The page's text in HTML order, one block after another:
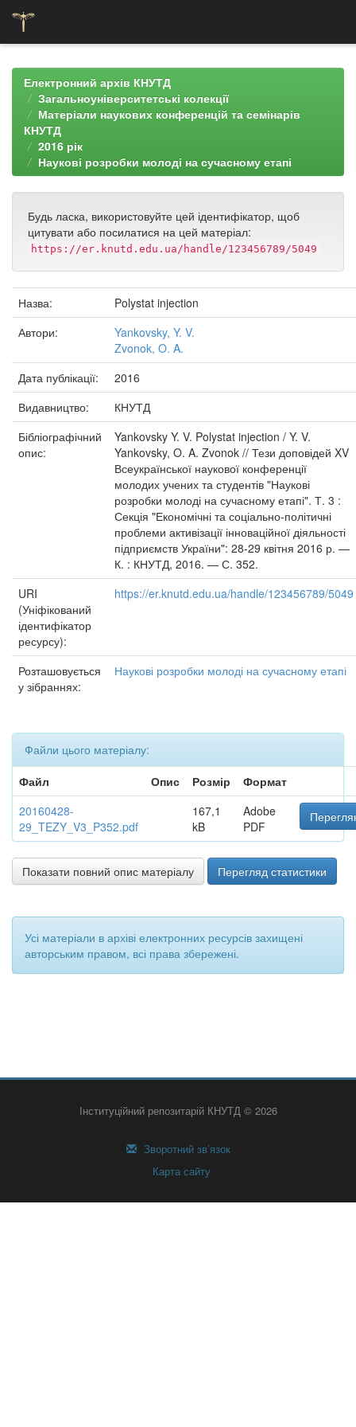
navigationЕлектронний архів КНУТД
Загальноуніверситетські колекції
Матеріали наукових конференцій та семінарів
КНУТД
2016 рік
Наукові розробки молоді на сучасному етапі
Будь ласка, використовуйте цей ідентифікатор, щоб
цитувати або посилатися на цей матеріал:
https://er.knutd.edu.ua/handle/123456789/5049
Назва:
Polystat injection
Автори:
Yankovsky, Y. V.
Zvonok, O. A.
Дата публікації:
2016
Видавництво:
КНУТД
Бібліографічний
опис:
Yankovsky Y. V. Polystat injection / Y. V.
Yankovsky, O. A. Zvonok // Тези доповідей XV
Всеукраїнської наукової конференції
молодих учених та студентів "Наукові
розробки молоді на сучасному етапі". Т. 3 :
Секція "Економічні та соціально-політичні
проблеми активізації інноваційної діяльності
підприємств України": 28-29 квітня 2016 р. —
К. : КНУТД, 2016. — С. 352.
URI
(Уніфікований
ідентифікатор
ресурсу):
https://er.knutd.edu.ua/handle/123456789/5049
Розташовується
у зібраннях:
Наукові розробки молоді на сучасному етапі
Файли цього матеріалу:
Файл
Опис Розмір
Формат
20160428-
29_TEZY_V3_P352.pdf
167,1
kB
Adobe
PDF
Показати повний опис матеріалу Перегляд статистики
Усі матеріали в архіві електронних ресурсів захищені
авторським правом, всі права збережені.
Інституційний репозитарій КНУТД © 2026
Зворотний зв’язок
Карта сайту